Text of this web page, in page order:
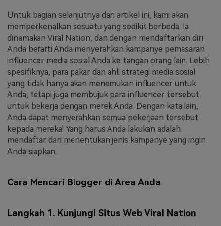
Untuk bagian selanjutnya dari artikel ini, kami akan
memperkenalkan sesuatu yang sedikit berbeda. Ia
dinamakan Viral Nation, dan dengan mendaftarkan diri
Anda berarti Anda menyerahkan kampanye pemasaran
influencer media sosial Anda ke tangan orang lain. Lebih
spesifiknya, para pakar dan ahli strategi media sosial
yang tidak hanya akan menemukan influencer untuk
Anda, tetapi juga membujuk para influencer tersebut
untuk bekerja dengan merek Anda. Dengan kata lain,
Anda dapat menyerahkan semua pekerjaan tersebut
kepada mereka! Yang harus Anda lakukan adalah
mendaftar dan menentukan jenis kampanye yang ingin
Anda siapkan.
Cara Mencari Blogger di Area Anda
Langkah 1. Kunjungi Situs Web Viral Nation